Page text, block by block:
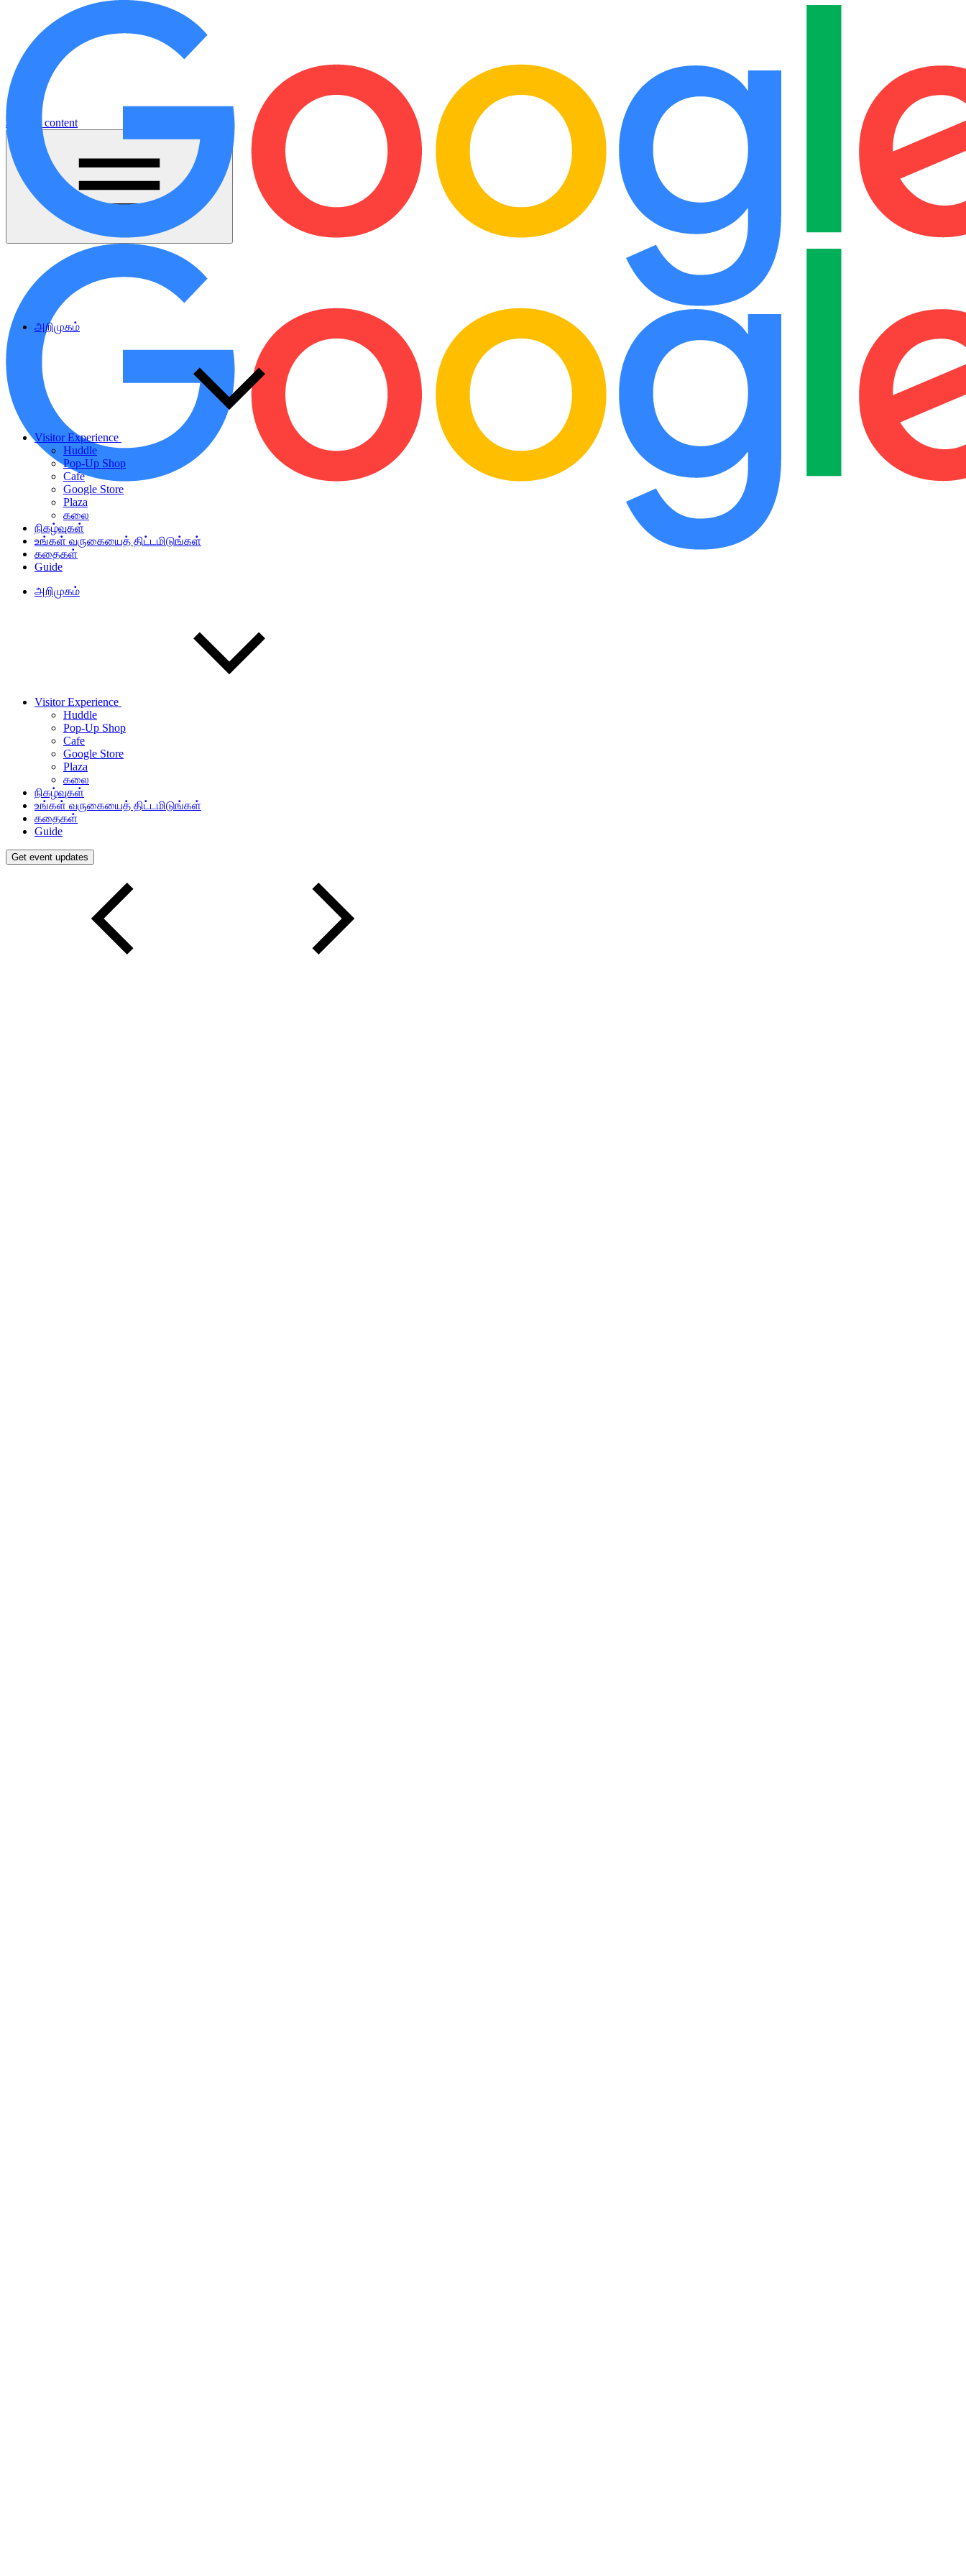
Jump to content
அறிமுகம்
Visitor Experience
Huddle
Pop-Up Shop
Cafe
Google Store
Plaza
கலை
நிகழ்வுகள்
உங்கள் வருகையைத் திட்டமிடுங்கள்
கதைகள்
Guide
அறிமுகம்
Visitor Experience
Huddle
Pop-Up Shop
Cafe
Google Store
Plaza
கலை
நிகழ்வுகள்
உங்கள் வருகையைத் திட்டமிடுங்கள்
கதைகள்
Guide
Get event updates